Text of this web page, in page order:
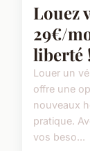
Louez
29€/
liberté
Louer un
offre une
nouveaux
pratique.
vos beso...